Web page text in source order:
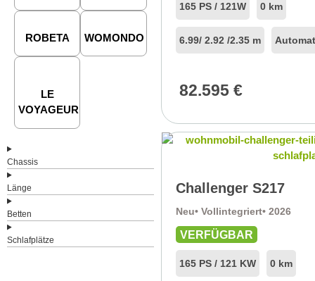
ROBETA WOMONDO
LE
VOYAGEUR
Chassis
Länge
Betten
Schlafplätze
165 PS / 121W 0 km
6.99/ 2.92 /2.35 m
82.595 €
Challenger S217
Neu• Vollintegriert• 2026
VERFÜGBAR
165 PS / 121 KW 0 km